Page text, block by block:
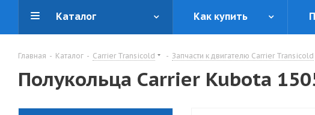
Каталог Как купить
Главная - Каталог - Carrier Transicold - Запчасти к двигателю Carrier Transicold
Полукольца Carrier Kubota